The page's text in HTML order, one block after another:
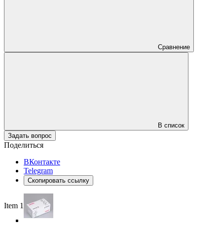
Сравнение
В список
Задать вопрос
Поделиться
ВКонтакте
Telegram
Скопировать ссылку
Item 1 of 4